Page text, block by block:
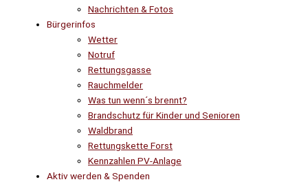
Nachrichten & Fotos
Bürgerinfos
Wetter
Notruf
Rettungsgasse
Rauchmelder
Was tun wenn´s brennt?
Brandschutz für Kinder und Senioren
Waldbrand
Rettungskette Forst
Kennzahlen PV-Anlage
Aktiv werden & Spenden